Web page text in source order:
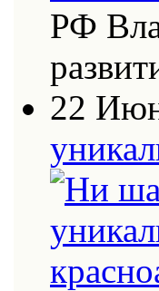
РФ
22